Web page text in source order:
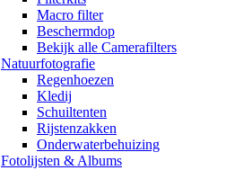
Macro filter
Beschermdop
Bekijk alle Camerafilters
Natuurfotografie
Regenhoezen
Kledij
Schuiltenten
Rijstenzakken
Onderwaterbehuizing
Fotolijsten & Albums